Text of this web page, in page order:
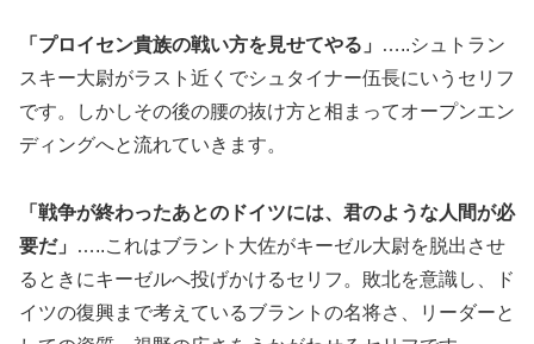
「プロイセン貴族の戦い方を見せてやる」
…..シュトラン
スキー大尉がラスト近くでシュタイナー伍長にいうセリフ
です。しかしその後の腰の抜け方と相まってオープンエン
ディングへと流れていきます。
「戦争が終わったあとのドイツには、君のような人間が必
要だ」
…..これはブラント大佐がキーゼル大尉を脱出させ
るときにキーゼルへ投げかけるセリフ。敗北を意識し、ド
イツの復興まで考えているブラントの名将さ、リーダーと